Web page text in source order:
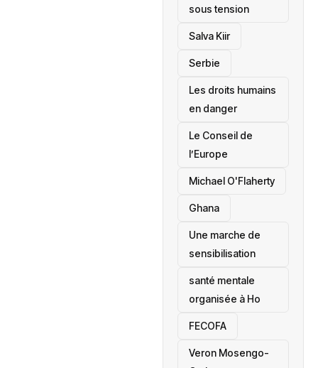
sous tension
Salva Kiir
‎Serbie
Les droits humains
en danger
‎Le Conseil de
l’Europe
Michael O'Flaherty
‎Ghana
Une marche de
sensibilisation
santé mentale
organisée à Ho
‎FECOFA
Veron Mosengo-